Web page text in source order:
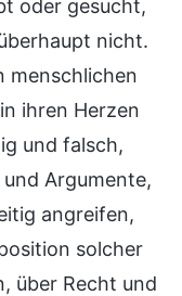
oder gesucht,
nicht.
menschlichen
ihren Herzen
und falsch,
Argumente,
angreifen,
solcher
über Recht und